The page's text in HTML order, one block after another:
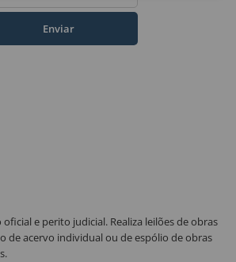
Enviar
oficial e perito judicial. Realiza leilões de obras
de acervo individual ou de espólio de obras